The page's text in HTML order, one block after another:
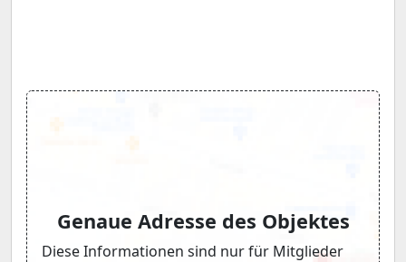
Genaue Adresse des Objektes
Diese Informationen sind nur für Mitglieder